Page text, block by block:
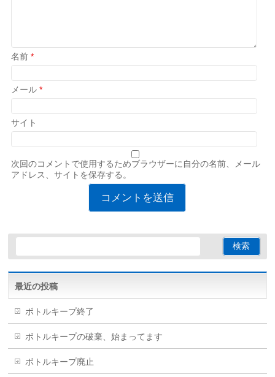
名前*
メール*
サイト
次回のコメントで使用するためブラウザーに自分の名前、メール
アドレス、サイトを保存する。
最近の投稿
ボトルキープ終了
ボトルキープの破棄、始まってます
ボトルキープ廃止